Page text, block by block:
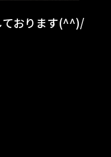
ております(^^)/